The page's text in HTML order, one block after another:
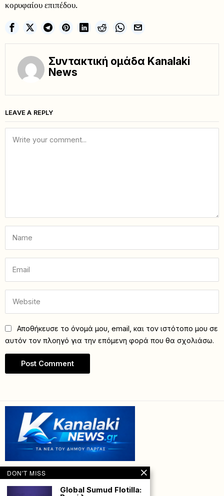
κορυφαίου επιπέδου.
Συντακτική ομάδα Kanalaki
News
LEAVE A REPLY
Αποθήκευσε το όνομά μου, email, και τον ιστότοπο μου σε
αυτόν τον πλοηγό για την επόμενη φορά που θα σχολιάσω.
DON'T MISS
Global Sumud Flotilla: